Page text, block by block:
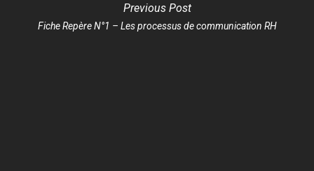
Previous Post
Fiche Repère N°1 – Les processus de communication RH
Francade
Formations
Rapports